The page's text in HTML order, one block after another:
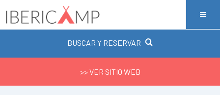
BUSCAR Y RESERVAR
>> VER SITIO WEB